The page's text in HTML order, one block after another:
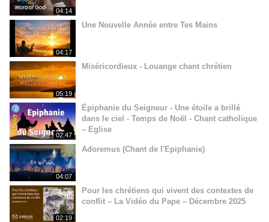
04:14
04:17
Une Nouvelle Année entre Tes Mains
05:19
Miséricordieux - Louange chant chrétien
02:47
Épiphanie du Seigneur - Une étoile a brillé
dans le ciel - Temps de Noël - Chant catholique
– Eglise
04:07
Adoremus (Chant de l'Epiphanie)
02:19
Pour les chrétiens qui vivent des contextes de
conflit – La Vidéo du Pape – Décembre 2025